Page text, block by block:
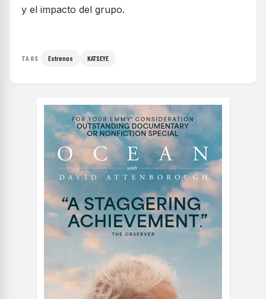
y el impacto del grupo.
TAGS Estrenos KATSEYE